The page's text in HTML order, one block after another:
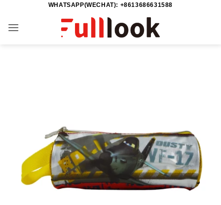
springen
WHATSAPP(WECHAT): +8613686631588